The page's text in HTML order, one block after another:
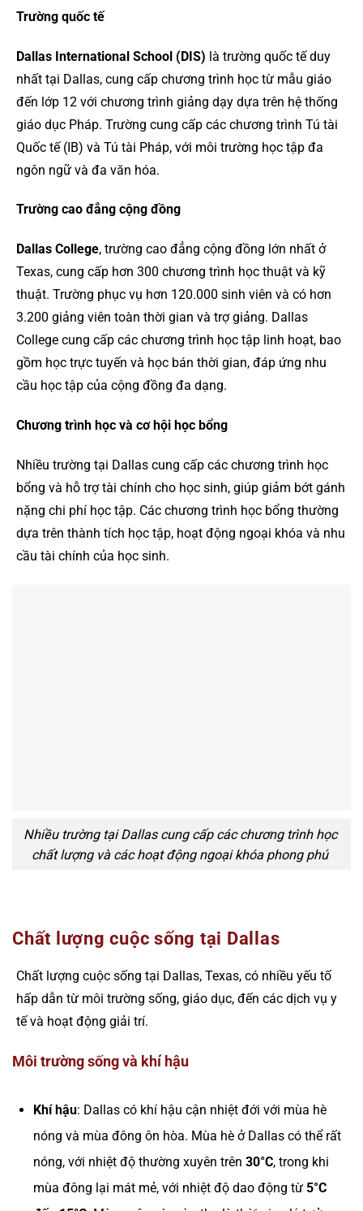
Trường quốc tế
Dallas International School (DIS) là trường quốc tế duy
nhất tại Dallas, cung cấp chương trình học từ mẫu giáo
đến lớp 12 với chương trình giảng dạy dựa trên hệ thống
giáo dục Pháp. Trường cung cấp các chương trình Tú tài
Quốc tế (IB) và Tú tài Pháp, với môi trường học tập đa
ngôn ngữ và đa văn hóa.
Trường cao đẳng cộng đồng
Dallas College, trường cao đẳng cộng đồng lớn nhất ở
Texas, cung cấp hơn 300 chương trình học thuật và kỹ
thuật. Trường phục vụ hơn 120.000 sinh viên và có hơn
3.200 giảng viên toàn thời gian và trợ giảng. Dallas
College cung cấp các chương trình học tập linh hoạt, bao
gồm học trực tuyến và học bán thời gian, đáp ứng nhu
cầu học tập của cộng đồng đa dạng.
Chương trình học và cơ hội học bổng
Nhiều trường tại Dallas cung cấp các chương trình học
bổng và hỗ trợ tài chính cho học sinh, giúp giảm bớt gánh
nặng chi phí học tập. Các chương trình học bổng thường
dựa trên thành tích học tập, hoạt động ngoại khóa và nhu
cầu tài chính của học sinh.
Nhiều trường tại Dallas cung cấp các chương trình học
chất lượng và các hoạt động ngoại khóa phong phú
Chất lượng cuộc sống tại Dallas
Chất lượng cuộc sống tại Dallas, Texas, có nhiều yếu tố
hấp dẫn từ môi trường sống, giáo dục, đến các dịch vụ y
tế và hoạt động giải trí.
Môi trường sống và khí hậu
Khí hậu: Dallas có khí hậu cận nhiệt đới với mùa hè
nóng và mùa đông ôn hòa. Mùa hè ở Dallas có thể rất
nóng, với nhiệt độ thường xuyên trên 30°C, trong khi
mùa đông lại mát mẻ, với nhiệt độ dao động từ 5°C